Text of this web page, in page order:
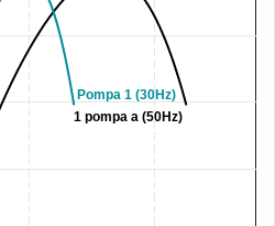
1 pompa a (50Hz)
Pompa 1 (30Hz)